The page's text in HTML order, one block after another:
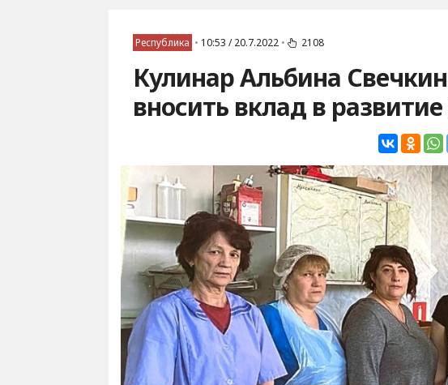
Республика • 10:53 / 20.7.2022 • 2108
Кулинар Альбина
вносить вклад в